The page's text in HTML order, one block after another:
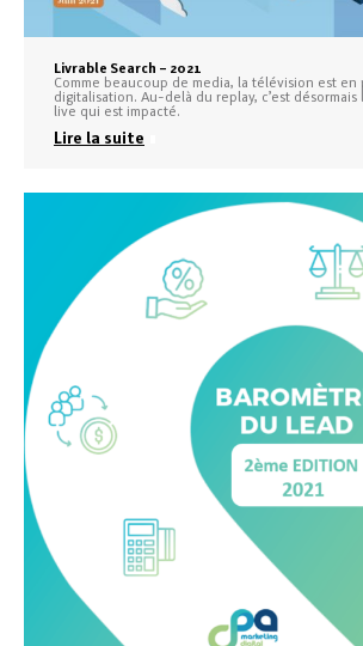
Livrable Search – 2021
Comme beaucoup de media, la télévision est en
digitalisation. Au-delà du replay, c’est
live qui est impacté.
Lire la suite